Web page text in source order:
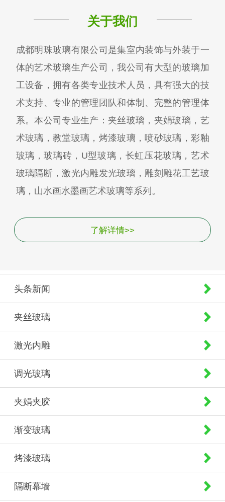
关于我们
成都明珠玻璃有限公司是集室内装饰与外装于一
体的艺术玻璃生产公司，我公司有大型的玻璃加
工设备，拥有各类专业技术人员，具有强大的技
术支持、专业的管理团队和体制、完整的管理体
系。本公司专业生产：夹丝玻璃，夹娟玻璃，艺
术玻璃，教堂玻璃，烤漆玻璃，喷砂玻璃，彩釉
玻璃，玻璃砖，U型玻璃，长虹压花玻璃，艺术
玻璃隔断，激光内雕发光玻璃，雕刻雕花工艺玻
璃，山水画水墨画艺术玻璃等系列。
了解详情>>
头条新闻
夹丝玻璃
激光内雕
调光玻璃
夹娟夹胶
渐变玻璃
烤漆玻璃
隔断幕墙